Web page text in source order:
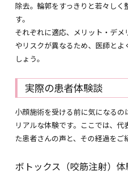
除去。輪郭をすっきりと若々しく
す。
それぞれに適応、メリット・デメ
やリスクが異なるため、医師とよ
しょう。
実際の患者体験談
小顔施術を受ける前に気になるの
リアルな体験です。ここでは、代
た患者さんの声と、その経過をご
ボトックス（咬筋注射）体